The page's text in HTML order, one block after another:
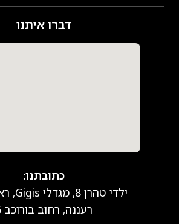
דברו איתנו
כתובתנו:
ילדי טהרן 8, מגדלי Gigis, ראשון לציון
רעננה, רחוב בורוכב 6